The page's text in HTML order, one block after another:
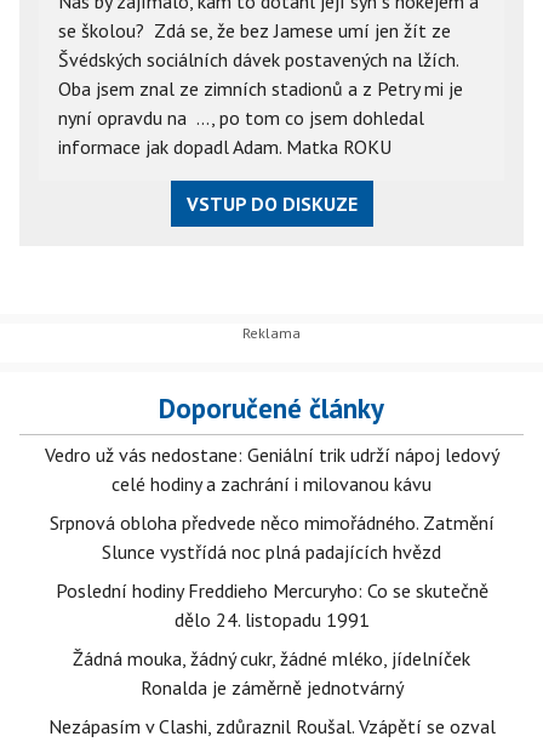
se školou?  Zdá se, že bez Jamese umí jen žít ze
Švédských sociálních dávek postavených na lžích.
Oba jsem znal ze zimních stadionů a z Petry mi je
nyní opravdu na  ..., po tom co jsem dohledal
informace jak dopadl Adam. Matka ROKU
VSTUP DO DISKUZE
Doporučené články
Vedro už vás nedostane: Geniální trik udrží nápoj ledový
celé hodiny a zachrání i milovanou kávu
Srpnová obloha předvede něco mimořádného. Zatmění
Slunce vystřídá noc plná padajících hvězd
Poslední hodiny Freddieho Mercuryho: Co se skutečně
dělo 24. listopadu 1991
Žádná mouka, žádný cukr, žádné mléko, jídelníček
Ronalda je záměrně jednotvárný
Nezápasím v Clashi, zdůraznil Roušal. Vzápětí se ozval